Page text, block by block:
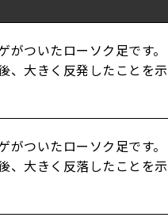
ついたローソク足です。
、大きく反発したことを示
ついたローソク足です。
、大きく反落したことを示